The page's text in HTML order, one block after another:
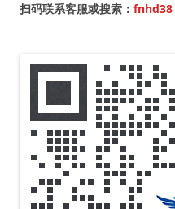
扫码联系客服或搜索： fnhd38